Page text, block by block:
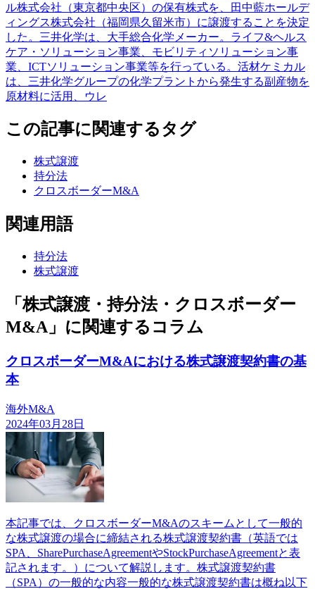
ル株式会社（東京都中央区）の保有株式を、田中藍ホールデ
ィングス株式会社（福岡県久留米市）に譲渡することを決定
した。三井化学は、大手総合化学メーカー。ライフ&ヘルス
ケア・ソリューション事業、モビリティソリューション事
業、ICTソリューション事業等を行っている。活材ケミカル
は、三井化学グループの化学プラントから発生する副産物を
原材料に活用、ウレ
この記事に関連するタグ
株式譲渡
持分法
クロスボーダーM&A
関連用語
持分法
株式譲渡
「株式譲渡・持分法・クロスボーダー
M&A」に関連するコラム
クロスボーダーM&Aにおける株式譲渡契約書の基
本
海外M&A
2024年03月28日
本記事では、クロスボーダーM&Aのスキームとして一般的
な株式譲渡の場合に締結される株式譲渡契約書（英語では
SPA、SharePurchaseAgreementやStockPurchaseAgreementと表
記されます。）について解説します。株式譲渡契約書
（SPA）の一般的な内容一般的な株式譲渡契約書は概ね以下